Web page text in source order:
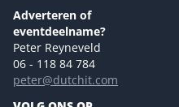
Versturen
Adverteren of
eventdeelname?
Peter Reyneveld
06 - 118 84 784
peter@dutchit.com